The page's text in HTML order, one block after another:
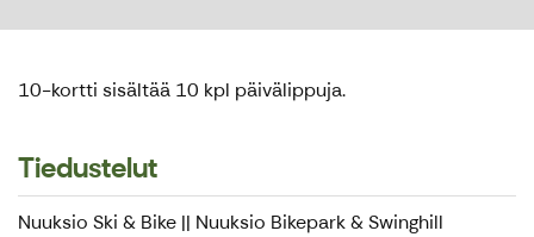
10-kortti sisältää 10 kpl päivälippuja.
Tiedustelut
Nuuksio Ski & Bike || Nuuksio Bikepark & Swinghill